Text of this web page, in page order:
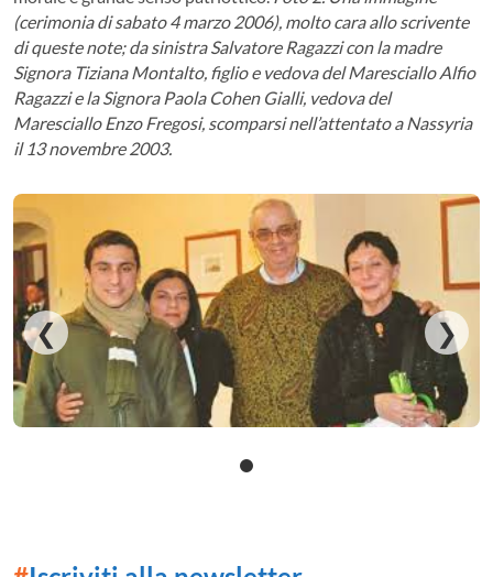
(cerimonia di sabato 4 marzo 2006), molto cara allo scrivente
di queste note; da sinistra Salvatore Ragazzi con la madre
Signora Tiziana Montalto, figlio e vedova del Maresciallo Alfio
Ragazzi e la Signora Paola Cohen Gialli, vedova del
Maresciallo Enzo Fregosi, scomparsi nell’attentato a Nassyria
il 13 novembre 2003.
❮ ❯